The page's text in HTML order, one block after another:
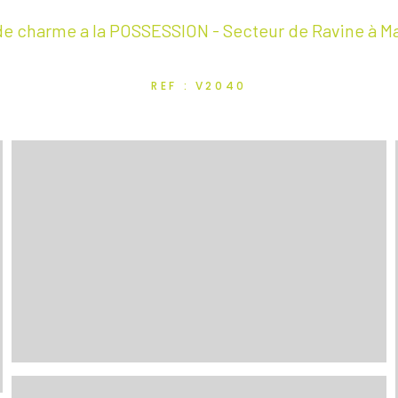
charme a la POSSESSION - Secteur de Ravine à
REF : V2040